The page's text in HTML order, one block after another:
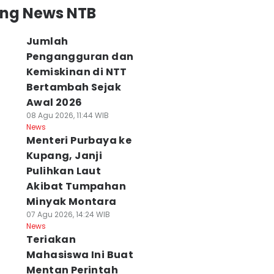
News NTB
Jumlah
Pengangguran dan
Kemiskinan di NTT
Bertambah Sejak
Awal 2026
08 Agu 2026, 11:44 WIB
News
Menteri Purbaya ke
Kupang, Janji
Pulihkan Laut
Akibat Tumpahan
Minyak Montara
07 Agu 2026, 14:24 WIB
News
Teriakan
Mahasiswa Ini Buat
Mentan Perintah